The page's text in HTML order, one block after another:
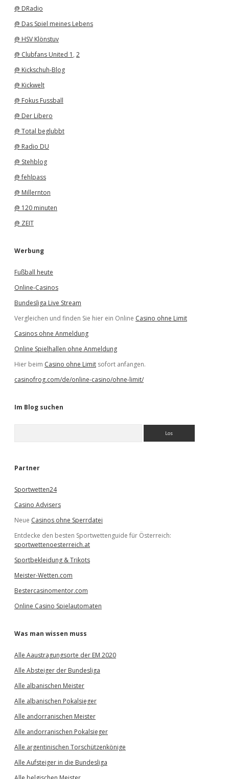
@ DRadio
@ Das Spiel meines Lebens
@ HSV Klönstuv
@ Clubfans United 1 , 2
@ Kickschuh-Blog
@ Kickwelt
@ Fokus Fussball
@ Der Libero
@ Total beglubbt
@ Radio DU
@ Stehblog
@ fehlpass
@ Millernton
@ 120 minuten
@ ZEIT
Werbung
Fußball heute
Online-Casinos
Bundesliga Live Stream
Vergleichen und finden Sie hier ein Online Casino ohne Limit
Casinos ohne Anmeldung
Online Spielhallen ohne Anmeldung
Hier beim Casino ohne Limit sofort anfangen.
casinofrog.com/de/online-casino/ohne-limit/
Im Blog suchen
e
Partner
Sportwetten24
Casino Advisers
Neue Casinos ohne Sperrdatei
Entdecke den besten Sportwettenguide für Österreich:
sportwettenoesterreich.at
Sportbekleidung & Trikots
Meister-Wetten.com
Bestercasinomentor.com
Online Casino Spielautomaten
Was man wissen muss
Alle Aaustragungsorte der EM 2020
Alle Absteiger der Bundesliga
Alle albanischen Meister
Alle albanischen Pokalsieger
Alle andorranischen Meister
Alle andorranischen Pokalsieger
Alle argentinischen Torschützenkönige
Alle Aufsteiger in die Bundesliga